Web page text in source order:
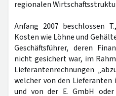
regionalen
Anfang 2007 beschlossen
Kosten wie Löhne und
Geschäftsführer, deren
nicht gesichert war, im
Lieferantenrechnungen
welcher von den
und von der E. GmbH